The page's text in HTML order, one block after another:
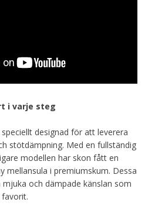
i varje steg
designad för att leverera
stötdämpning. Med en fullständig
modellen har skon fått en
mellansula i premiumskum. Dessa
och dämpade känslan som